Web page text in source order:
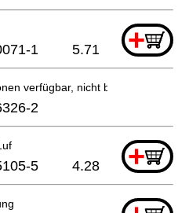
+
1 5.71
verfügbar, nicht bestellbar
2
+
5 4.28